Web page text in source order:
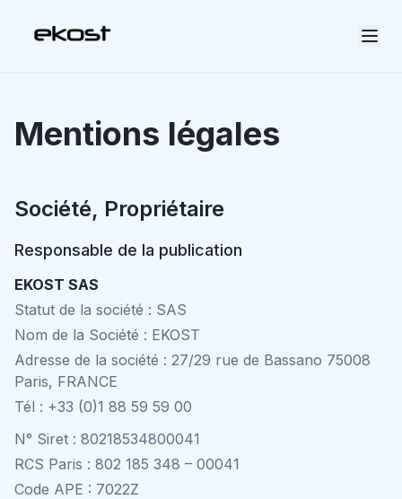
À propos
Pourquoi EKOST
Contact
FR
Mentions légales
Société, Propriétaire
Responsable de la publication
EKOST SAS
Statut de la société : SAS
Nom de la Société : EKOST
Adresse de la société : 27/29 rue de Bassano 75008
Paris, FRANCE
Tél : +33 (0)1 88 59 59 00
N° Siret : 80218534800041
RCS Paris : 802 185 348 – 00041
Code APE : 7022Z